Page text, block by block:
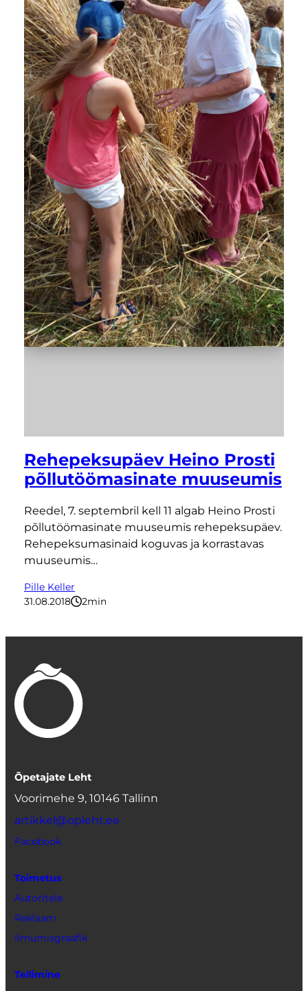
Rehepeksupäev Heino Prosti
põllutöömasinate muuseumis
Reedel, 7. septembril kell 11 algab Heino Prosti
põllutöömasinate muuseumis rehepeksupäev.
Rehepeksumasinaid koguvas ja korrastavas
muuseumis…
Pille Keller
31.08.2018
2minutit
Õpetajate Leht
Voorimehe 9, 10146 Tallinn
artikkel@opleht.ee
Facebook
Toimetus
Autoritele
Reklaam
Ilmumisgraafik
Tellimine